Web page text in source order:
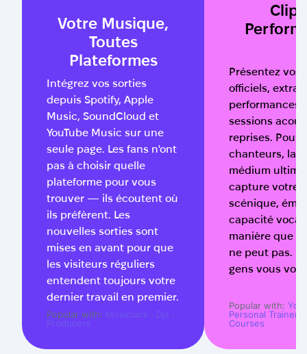
Votre Musique,
Toutes
Plateformes
Intégrez vos sorties
depuis Spotify, Apple
Music, SoundCloud et
YouTube Music sur une
seule page. Les fans n'ont
pas à choisir quelle
plateforme pour vous
trouver — ils écoutent où
ils préfèrent. Les
nouvelles sorties sont
mises en avant pour que
les visiteurs réguliers
entendent toujours votre
dernier travail en premier.
Popular with: Musicians · Djs ·
Producers
Présentez vos
officiels,
performances
sessions
reprises. Pour
chanteurs, la
médium
capture votre
scénique,
capacité
manière que
ne peut pas.
gens vous voir
Popular with:
Personal Trainers
Courses